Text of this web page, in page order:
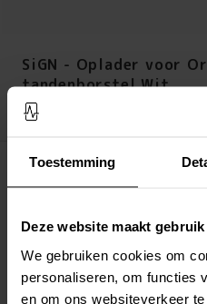
Toestemming
Deze website maakt
We gebruiken cookies om
personaliseren, om functies
en om ons websiteverkeer
SiGN - Oplader voor
tandenborstel Wit
Prijs
€ 16,95
Altijd gratis verzending
Snelle levering met DHL,
Verstuurd vanuit ons